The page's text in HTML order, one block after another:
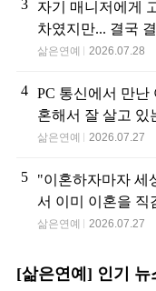
3
자기 매니저에게
차였지만... 결국
삶은연예 2026.07.28
4 PC 통신에서 만난
혼해서 잘 살고 있
삶은연예 2026.07.27
5
"이혼하자마자 세
서 이미 이혼을 직
삶은연예 2026.07.27
[삶은연예] 인기 뉴